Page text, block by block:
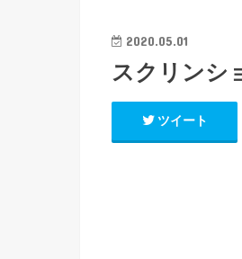
2020.05.01
スクリンシ
ツイート